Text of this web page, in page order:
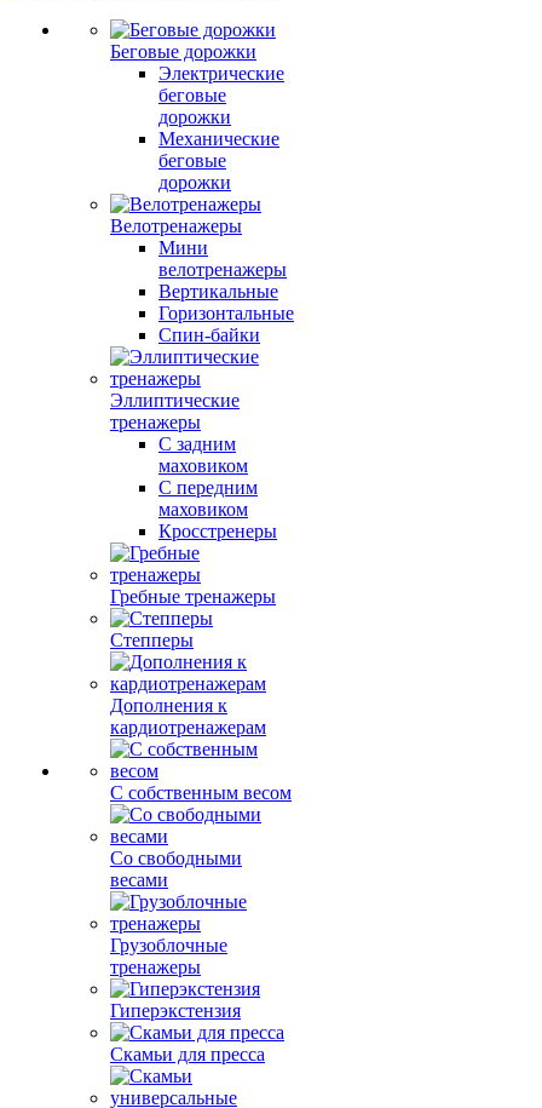
Беговые дорожки
Электрические
беговые
дорожки
Механические
беговые
дорожки
Велотренажеры
Мини
велотренажеры
Вертикальные
Горизонтальные
Спин-байки
Эллиптические
тренажеры
С задним
маховиком
С передним
маховиком
Кросстренеры
Гребные тренажеры
Степперы
Дополнения к
кардиотренажерам
С собственным весом
Со свободными
весами
Грузоблочные
тренажеры
Гиперэкстензия
Скамьи для пресса